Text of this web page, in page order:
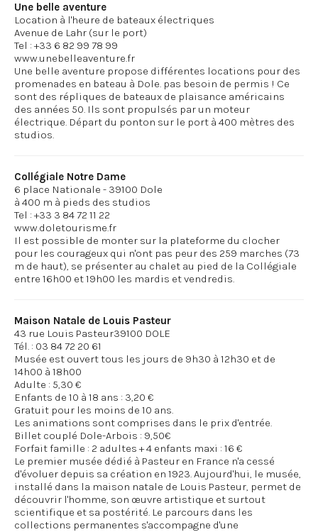
Une belle aventure
Location à l'heure de bateaux électriques
Avenue de Lahr (sur le port)
Tel : +33 6 82 99 78 99
www.unebelleaventure.fr
Une belle aventure propose différentes locations pour des
promenades en bateau à Dole. pas besoin de permis ! Ce
sont des répliques de bateaux de plaisance américains
des années 50. Ils sont propulsés par un moteur
électrique. Départ du ponton sur le port à 400 mètres des
Collégiale Notre Dame
6 place Nationale - 39100 Dole
à 400 m à pieds des studios
Tel : +33 3 84 72 11 22
www.doletourisme.fr
Il est possible de monter sur la plateforme du clocher
pour les courageux qui n'ont pas peur des 259 marches (73
m de haut), se présenter au chalet au pied de la Collégiale
Maison Natale de Louis Pasteur
43 rue Louis Pasteur39100 DOLE
Tél. : 03 84 72 20 61
Musée est ouvert tous les jours de 9h30 à 12h30 et de
14h00 à 18h00
Adulte : 5,30 €
Enfants de 10 à 18 ans : 3,20 €
Gratuit pour les moins de 10 ans.
Les animations sont comprises dans le prix d'entrée.
Billet couplé Dole-Arbois : 9,50€
Forfait famille : 2 adultes + 4 enfants maxi : 16 €
Le premier musée dédié à Pasteur en France n'a cessé
d'évoluer depuis sa création en 1923. Aujourd'hui, le musée,
installé dans la maison natale de Louis Pasteur, permet de
découvrir l'homme, son œuvre artistique et surtout
scientifique et sa postérité. Le parcours dans les
collections permanentes s'accompagne d'une